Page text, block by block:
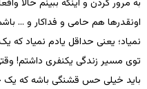
به مرور کردن و اینکه ببینم حالا
اونقدرها هم حامی و فداکار و …
نمیاد؛ یعنی حداقل یادم نمیاد
توی مسیر زندگی یکنفری داشتم!
باید خیلی حس قشنگی باشه که یک